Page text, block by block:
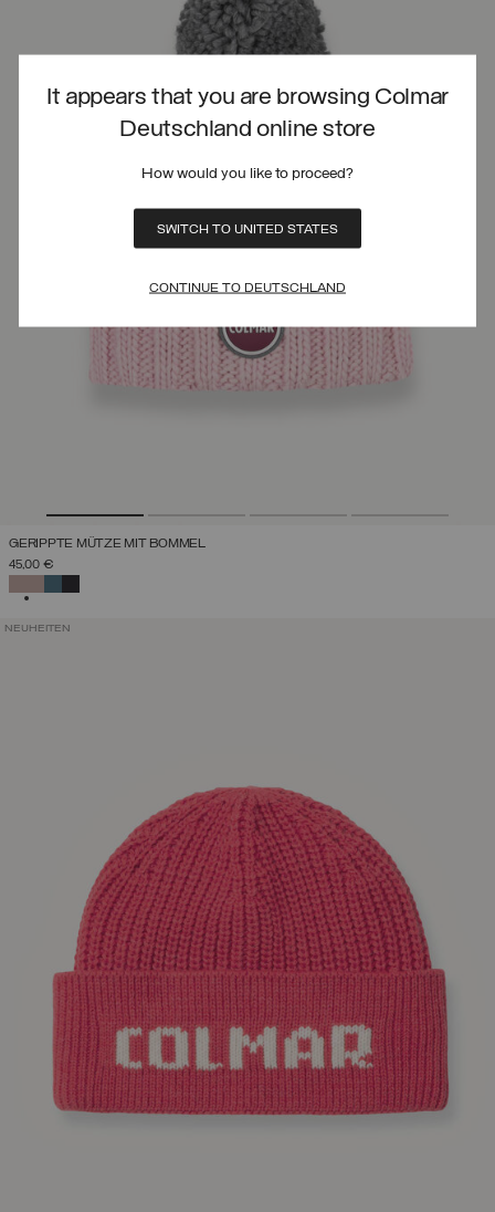
It appears that you are browsing Colmar
Deutschland online store
How would you like to proceed?
SWITCH TO UNITED STATES
CONTINUE TO DEUTSCHLAND
GERIPPTE MÜTZE MIT BOMMEL
45,00 €
NEUHEITEN